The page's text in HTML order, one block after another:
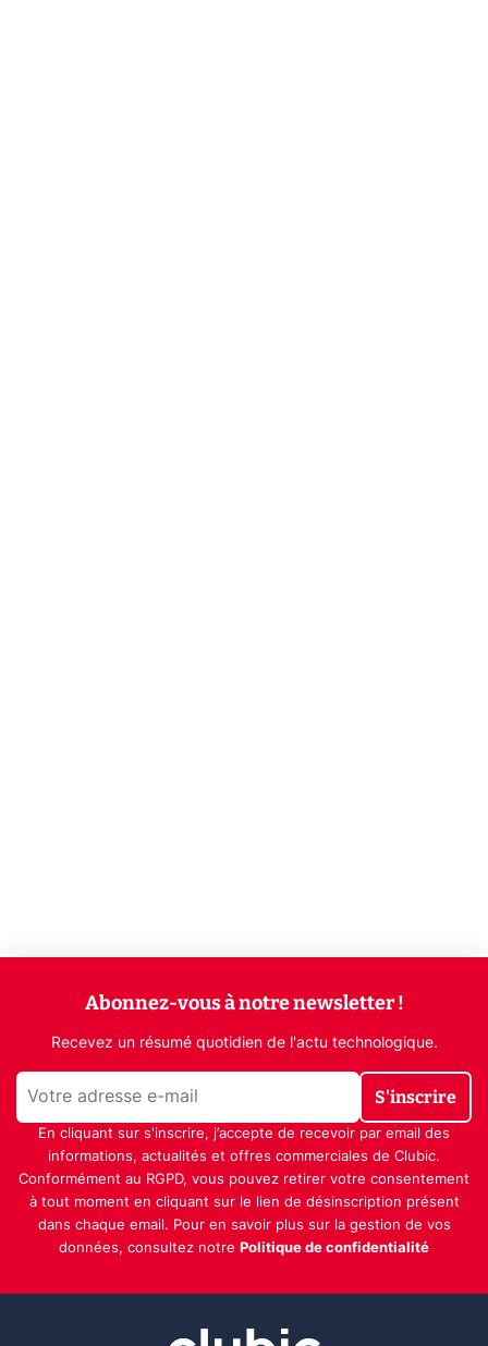
Abonnez-vous à notre newsletter !
Recevez un résumé quotidien de l'actu technologique.
S'inscrire
En cliquant sur s'inscrire, j’accepte de recevoir par email des
informations, actualités et offres commerciales de Clubic.
Conformément au RGPD, vous pouvez retirer votre consentement
à tout moment en cliquant sur le lien de désinscription présent
dans chaque email. Pour en savoir plus sur la gestion de vos
données, consultez notre Politique de confidentialité